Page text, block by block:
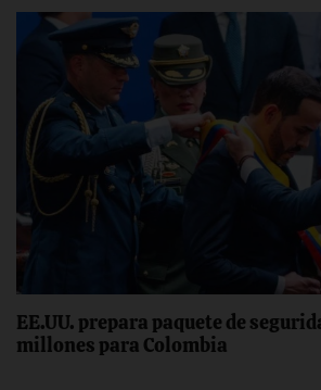
EE.UU. prepara paquete de
millones para Colombia